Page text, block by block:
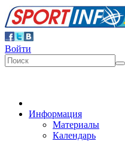
Войти
Информация
Материалы
Календарь